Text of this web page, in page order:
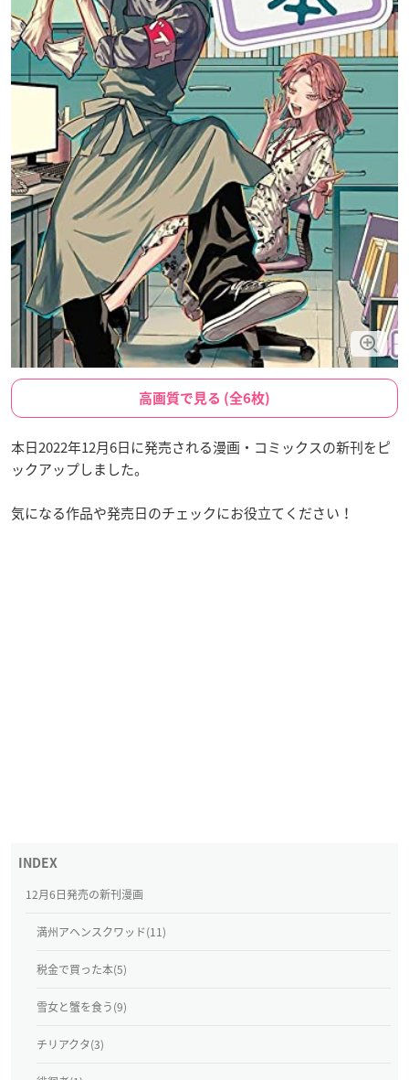
高画質で見る (全6枚)
本日2022年12月6日に発売される漫画・コミックスの新刊をピ
ックアップしました。
気になる作品や発売日のチェックにお役立てください！
12月6日発売の新刊漫画
満州アヘンスクワッド(11)
税金で買った本(5)
雪女と蟹を食う(9)
チリアクタ(3)